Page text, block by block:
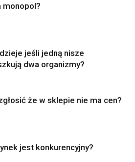
monopol?
jeśli jedną nisze
dwa organizmy?
że w sklepie nie ma cen?
jest konkurencyjny?